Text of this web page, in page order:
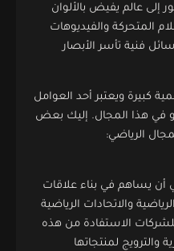
إلى عالم يفيض بالألوان
المتحركة والفيديوهات
فنية تأسر الأبصار
كبيرة ويعتبر أحد العوامل
في هذا المجال. إليك بعض
الرياضي:
أن يساهم في بناء علاقات
والاتحادات الرياضية
الاستفادة من هذه
والترويج لمنتجاتها